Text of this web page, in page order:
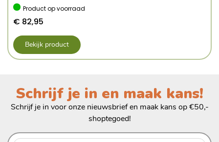
Product op voorraad
€ 82,95
Bekijk product
Schrijf je in en maak kans!
Schrijf je in voor onze nieuwsbrief en maak kans op €50,-
shoptegoed!